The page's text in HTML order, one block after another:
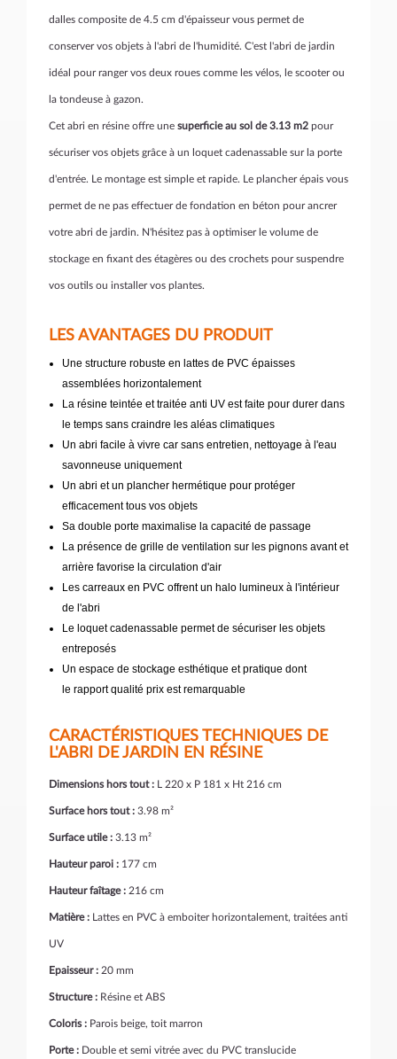
dalles composite de 4.5 cm d'épaisseur vous permet de
conserver vos objets à l'abri de l'humidité. C'est l'abri de jardin
idéal pour ranger vos deux roues comme les vélos, le scooter ou
la tondeuse à gazon.
Cet abri en résine offre une superficie au sol de 3.13 m2 pour
sécuriser vos objets grâce à un loquet cadenassable sur la porte
d'entrée. Le montage est simple et rapide. Le plancher épais vous
permet de ne pas effectuer de fondation en béton pour ancrer
votre abri de jardin. N'hésitez pas à optimiser le volume de
stockage en fixant des étagères ou des crochets pour suspendre
vos outils ou installer vos plantes.
LES AVANTAGES DU PRODUIT
Une structure robuste en lattes de PVC épaisses
assemblées horizontalement
La résine teintée et traitée anti UV est faite pour durer dans
le temps sans craindre les aléas climatiques
Un abri facile à vivre car sans entretien, nettoyage à l'eau
savonneuse uniquement
Un abri et un plancher hermétique pour protéger
efficacement tous vos objets
Sa double porte maximalise la capacité de passage
La présence de grille de ventilation sur les pignons avant et
arrière favorise la circulation d'air
Les carreaux en PVC offrent un halo lumineux à l'intérieur
de l'abri
Le loquet cadenassable permet de sécuriser les objets
entreposés
Un espace de stockage esthétique et pratique dont
le rapport qualité prix est remarquable
CARACTÉRISTIQUES TECHNIQUES DE
L'ABRI DE JARDIN EN RÉSINE
Dimensions hors tout : L 220 x P 181 x Ht 216 cm
Surface hors tout : 3.98 m²
Surface utile : 3.13 m²
Hauteur paroi : 177 cm
Hauteur faîtage : 216 cm
Matière : Lattes en PVC à emboiter horizontalement, traitées anti
UV
Epaisseur : 20 mm
Structure : Résine et ABS
Coloris : Parois beige, toit marron
Porte : Double et semi vitrée avec du PVC translucide